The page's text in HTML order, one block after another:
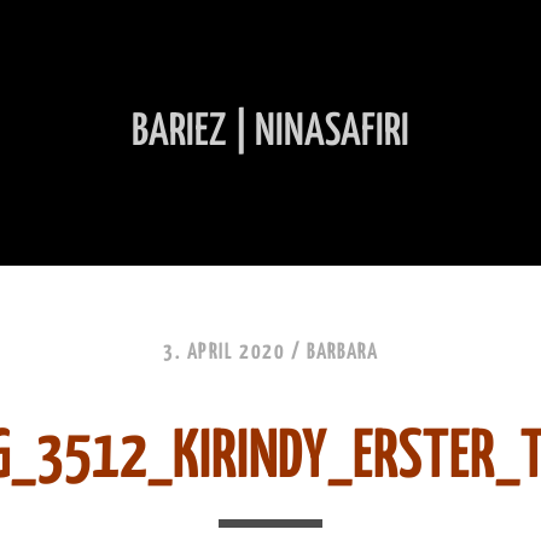
3. APRIL 2020 / BARBARA
BARIEZ | NINASAFIRI